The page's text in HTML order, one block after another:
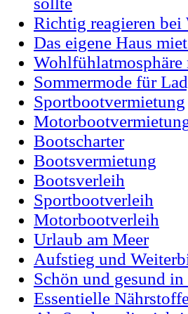
Richtig reagieren bei
Das eigene Haus
Sommermode für
Sportbootvermietung
Bootscharter
Bootsvermietung
Bootsverleih
Sportbootverleih
Motorbootverleih
Urlaub am Meer
Aufstieg und
Schön und gesund
Essentielle